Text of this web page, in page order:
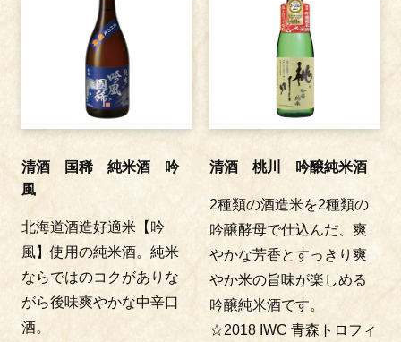
清酒 国稀 純米酒 吟
風
北海道酒造好適米【吟
風】使用の純米酒。純米
ならではのコクがありな
がら後味爽やかな中辛口
酒。
清酒 桃川 吟醸純米酒
2種類の酒造米を2種類の
吟醸酵母で仕込んだ、爽
やかな芳香とすっきり爽
やか米の旨味が楽しめる
吟醸純米酒です。
☆2018 IWC 青森トロフィ